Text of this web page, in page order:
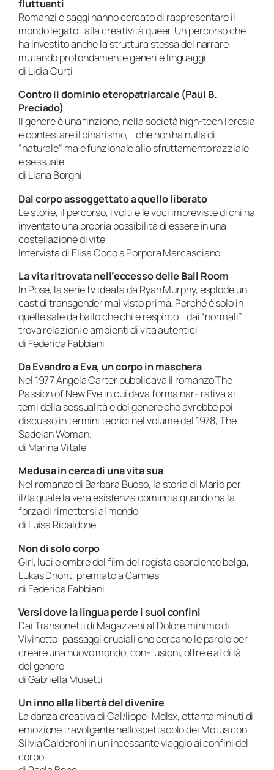
fluttuanti
Romanzi e saggi hanno cercato di rappresentare il
mondo legato alla creatività queer. Un percorso che
ha investito anche la struttura stessa del narrare
mutando profondamente generi e linguaggi
di Lidia Curti
Contro il dominio eteropatriarcale (Paul B.
Preciado)
Il genere è una finzione, nella società high-tech l’eresia
è contestare il binarismo, che non ha nulla di
“naturale” ma è funzionale allo sfruttamento razziale
e sessuale
di Liana Borghi
Dal corpo assoggettato a quello liberato
Le storie, il percorso, i volti e le voci impreviste di chi ha
inventato una propria possibilità di essere in una
costellazione di vite
Intervista di Elisa Coco a Porpora Marcasciano
La vita ritrovata nell’eccesso delle Ball Room
In Pose, la serie tv ideata da Ryan Murphy, esplode un
cast di transgender mai visto prima. Perché è solo in
quelle sale da ballo che chi è respinto dai “normali”
trova relazioni e ambienti di vita autentici
di Federica Fabbiani
Da Evandro a Eva, un corpo in maschera
Nel 1977 Angela Carter pubblicava il romanzo The
Passion of New Eve in cui dava forma nar- rativa ai
temi della sessualità e del genere che avrebbe poi
discusso in termini teorici nel volume del 1978, The
Sadeian Woman.
di Marina Vitale
Medusa in cerca di una vita sua
Nel romanzo di Barbara Buoso, la storia di Mario per
il/la quale la vera esistenza comincia quando ha la
forza di rimettersi al mondo
di Luisa Ricaldone
Non di solo corpo
Girl, luci e ombre del film del regista esordiente belga,
Lukas Dhont, premiato a Cannes
di Federica Fabbiani
Versi dove la lingua perde i suoi confini
Dai Transonetti di Magazzeni al Dolore minimo di
Vivinetto: passaggi cruciali che cercano le parole per
creare una nuovo mondo, con-fusioni, oltre e al di là
del genere
di Gabriella Musetti
Un inno alla libertà del divenire
La danza creativa di Cal/liope: Mdlsx, ottanta minuti di
emozione travolgente nellospettacolo dei Motus con
Silvia Calderoni in un incessante viaggio ai confini del
corpo